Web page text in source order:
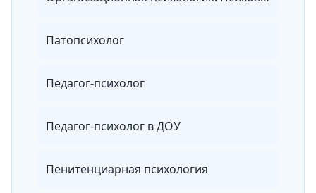
Патопсихолог
Педагог-психолог
Педагог-психолог в ДОУ
Пенитенциарная психология